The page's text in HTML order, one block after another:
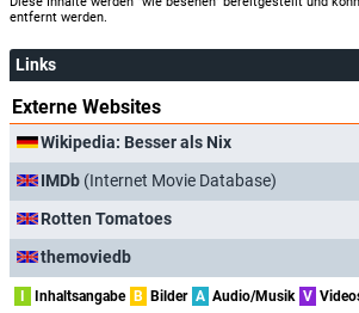
entfernt werden.
Links
Externe Websites
Wikipedia: Besser als Nix
IMDb (Internet Movie Database)
Rotten Tomatoes
themoviedb
I Inhaltsangabe B Bilder A Audio/Musik V